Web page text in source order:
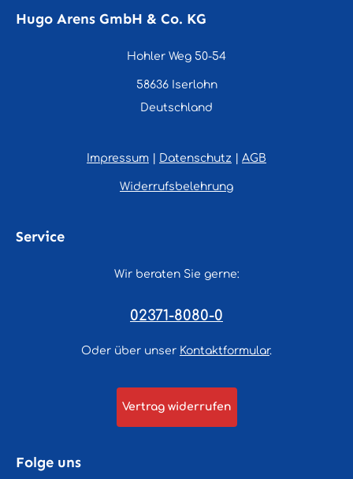
Hugo Arens GmbH & Co. KG
Hohler Weg 50-54
58636 Iserlohn
Deutschland
Impressum Datenschutz AGB
Widerrufsbelehrung
Service
Wir beraten Sie gerne:
02371-8080-0
Oder über unser Kontaktformular.
Vertrag widerrufen
Folge uns